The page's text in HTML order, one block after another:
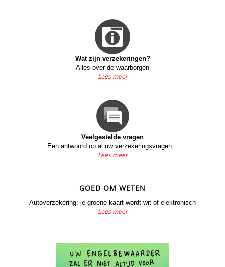
Wat zijn verzekeringen?
Alles over de waarborgen
Lees meer
Veelgestelde vragen
Een antwoord op al uw verzekeringsvragen...
Lees meer
GOED OM WETEN
Autoverzekering: je groene kaart wordt wit of elektronisch
Lees meer